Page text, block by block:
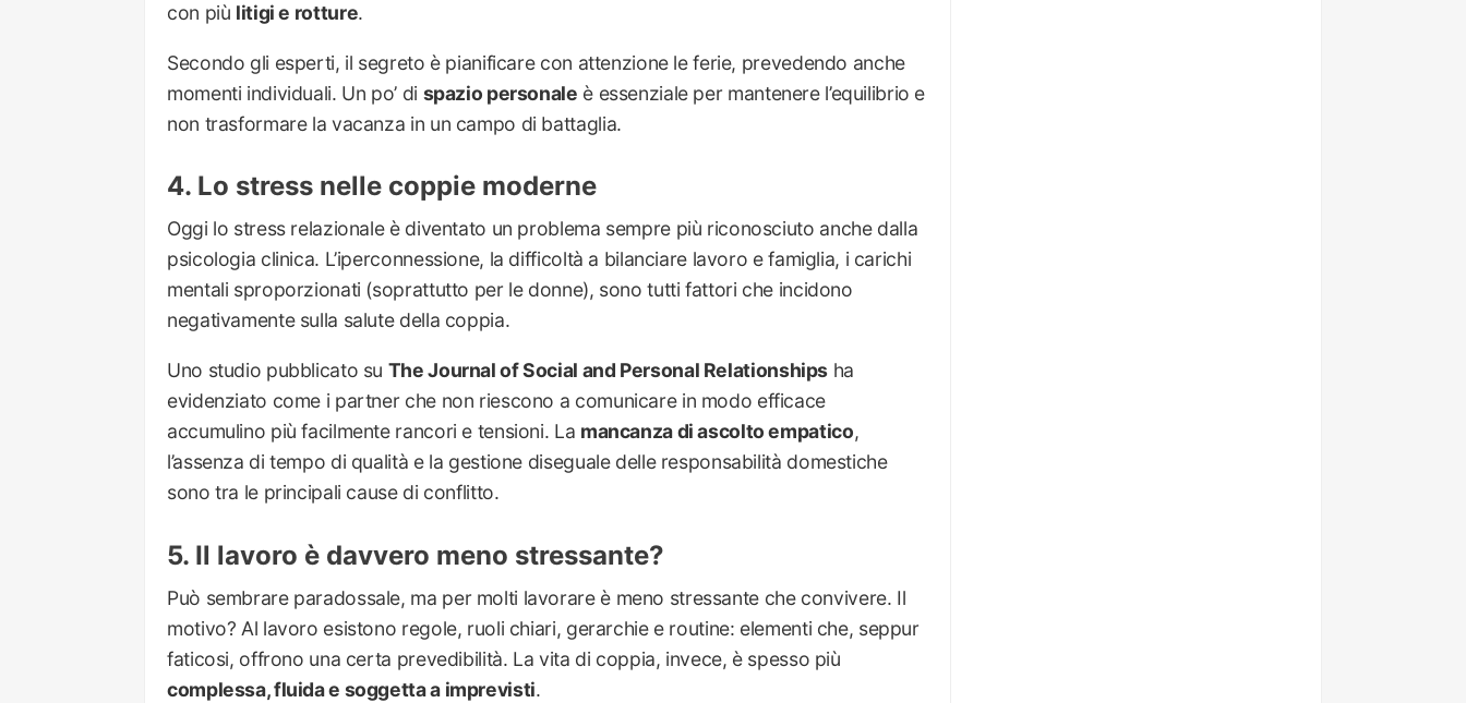
con più litigi e rotture.
Secondo gli esperti, il segreto è pianificare con attenzione le ferie, prevedendo anche
momenti individuali. Un po’ di spazio personale è essenziale per mantenere l’equilibrio e
non trasformare la vacanza in un campo di battaglia.
Lo stress nelle coppie moderne
Oggi lo stress relazionale è diventato un problema sempre più riconosciuto anche dalla
psicologia clinica. L’iperconnessione, la difficoltà a bilanciare lavoro e famiglia, i carichi
mentali sproporzionati (soprattutto per le donne), sono tutti fattori che incidono
negativamente sulla salute della coppia.
Uno studio pubblicato su The Journal of Social and Personal Relationships ha
evidenziato come i partner che non riescono a comunicare in modo efficace
accumulino più facilmente rancori e tensioni. La mancanza di ascolto empatico,
l’assenza di tempo di qualità e la gestione diseguale delle responsabilità domestiche
sono tra le principali cause di conflitto.
Il lavoro è davvero meno stressante?
Può sembrare paradossale, ma per molti lavorare è meno stressante che convivere. Il
motivo? Al lavoro esistono regole, ruoli chiari, gerarchie e routine: elementi che, seppur
faticosi, offrono una certa prevedibilità. La vita di coppia, invece, è spesso più
complessa, fluida e soggetta a imprevisti.